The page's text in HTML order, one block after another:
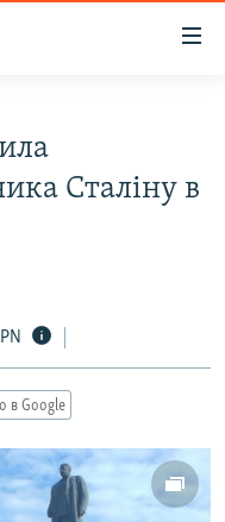
Сталіну в
в Google